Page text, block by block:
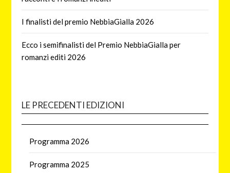
I finalisti del premio NebbiaGialla 2026
Ecco i semifinalisti del Premio NebbiaGialla per
romanzi editi 2026
LE PRECEDENTI EDIZIONI
Programma 2026
Programma 2025